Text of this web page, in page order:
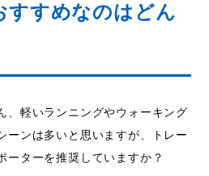
すすめなのはどん
、軽いランニングやウォーキング
ーンは多いと思いますが、トレー
ーターを推奨していますか？